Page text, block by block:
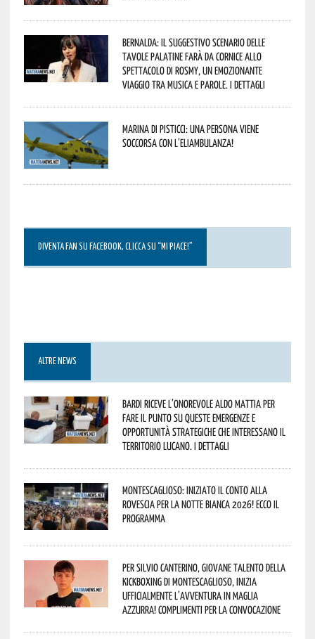
Bernalda: il suggestivo scenario delle
Tavole Palatine farà da cornice allo
spettacolo di Rosmy, un emozionante
viaggio tra musica e parole. I dettagli
Marina di Pisticci: una persona viene
soccorsa con l’eliambulanza!
DIVENTA FAN SU FACEBOOK, CLICCA SU “MI PIACE!”
ALTRE NEWS
Bardi riceve l’onorevole Aldo Mattia per
fare il punto su queste emergenze e
opportunità strategiche che interessano il
territorio lucano. I dettagli
Montescaglioso: iniziato il conto alla
rovescia per la Notte Bianca 2026! Ecco il
programma
Per Silvio Canterino, giovane talento della
kickboxing di Montescaglioso, inizia
ufficialmente l’avventura in maglia
azzurra! Complimenti per la convocazione